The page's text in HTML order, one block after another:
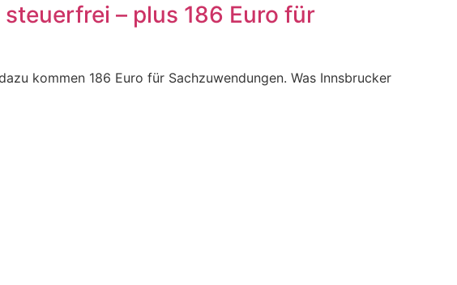
– plus 186 Euro für
kommen 186 Euro für Sachzuwendungen. Was Innsbrucker